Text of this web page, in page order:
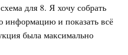
для 8. Я хочу собрать
информацию и показать всё
была максимально